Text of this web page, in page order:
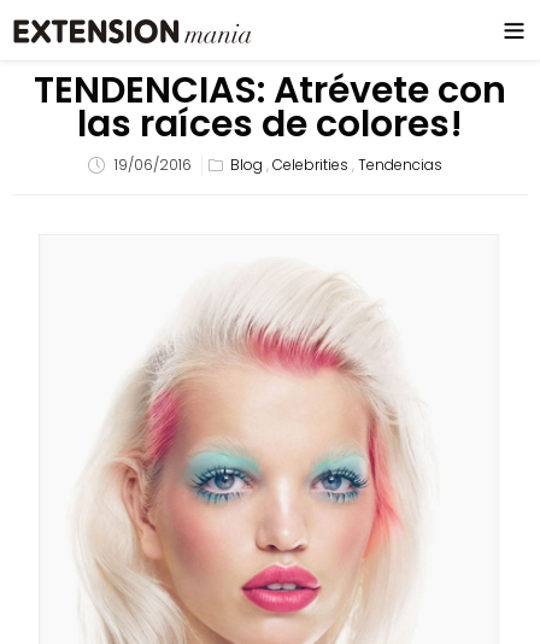
TENDENCIAS: Atrévete con
las raíces de colores!
19/06/2016 Blog ,Celebrities ,Tendencias